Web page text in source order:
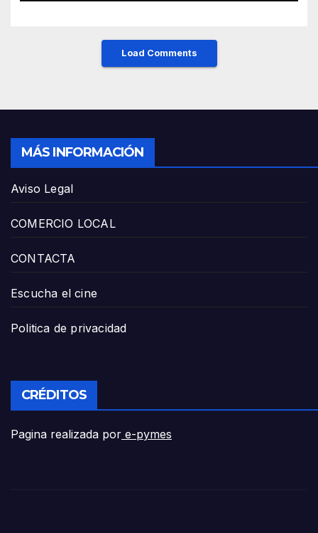
Load Comments
MÁS INFORMACIÓN
Aviso Legal
COMERCIO LOCAL
CONTACTA
Escucha el cine
Politica de privacidad
CRÉDITOS
Pagina realizada por e-pymes